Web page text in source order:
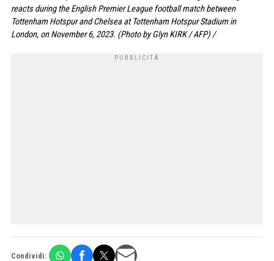
reacts during the English Premier League football match between
Tottenham Hotspur and Chelsea at Tottenham Hotspur Stadium in
London, on November 6, 2023. (Photo by Glyn KIRK / AFP) /
Condividi: